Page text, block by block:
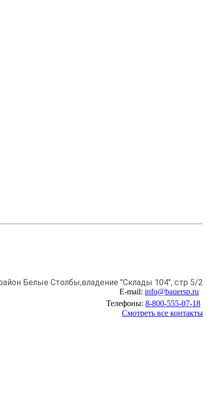
Белые Столбы,владение "Склады 104", стр 5/2
E-mail: info@bauersp.ru
Телефоны: 8-800-555-07-18
Смотреть все контакты